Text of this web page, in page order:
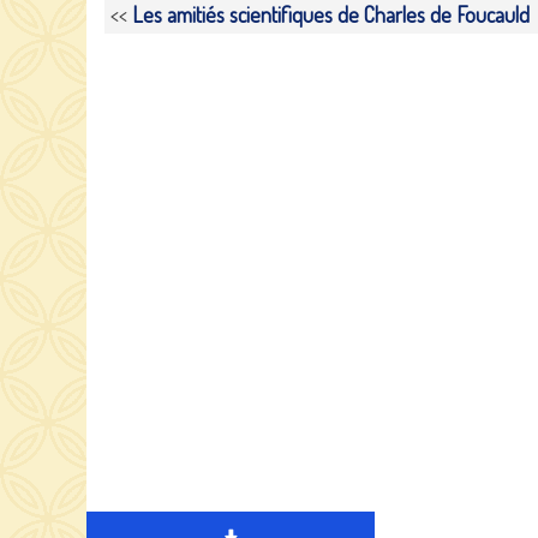
<< Les amitiés scientifiques de Charles de Foucauld